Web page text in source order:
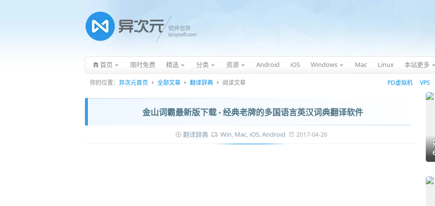
首页 限时免费 精选 分类 资源 Android iOS Windows Mac Linux 本站更多
你的位置： 异次元首页 全部文章 翻译辞典 阅读文章 PD虚拟机 VPS
金山词霸最新版下载 - 经典老牌的多国语言英汉词典翻译软件
翻译辞典 Win, Mac, iOS,Android 2017-04-26